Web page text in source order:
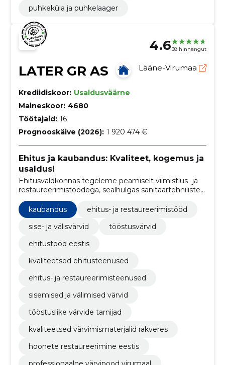
puhkeküla ja puhkelaager
4.638 hinnangut
LATER GR AS Lääne-Virumaa
Krediidiskoor: Usaldusväärne
Maineskoor: 4680
Töötajaid: 16
Prognooskäive (2026): 1 920 474 €
Ehitus ja kaubandus: Kvaliteet, kogemus ja
usaldus!
Ehitusvaldkonnas tegeleme peamiselt viimistlus- ja
restaureerimistöödega, sealhulgas sanitaartehniliste
ja ventilatsioonitöödega.
kaubandus
ehitus- ja restaureerimistööd
sise- ja välisvärvid
tööstusvärvid
ehitustööd eestis
kvaliteetsed ehitusteenused
ehitus- ja restaureerimisteenused
sisemised ja välimised värvid
tööstuslike värvide tarnijad
kvaliteetsed värvimismaterjalid rakveres
hoonete restaureerimine eestis